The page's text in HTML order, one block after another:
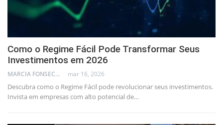
Como o Regime Fácil Pode Transformar Seus
Investimentos em 2026
MARCIA FONSECA - FINANCIAL CONSULTANT mar 16, 2026
Descubra como o Regime Fácil pode revolucionar seus investimentos.
Invista em empresas com alto potencial de…